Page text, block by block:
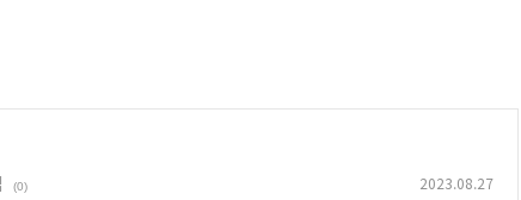
(0) 2023.08.27